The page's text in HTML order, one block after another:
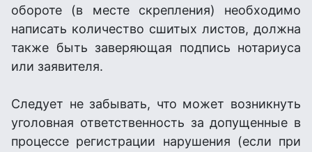
обороте (в месте скрепления) необходимо
написать количество сшитых листов, должна
также быть заверяющая подпись нотариуса
или заявителя.
Следует не забывать, что может возникнуть
уголовная ответственность за допущенные в
процессе регистрации нарушения (если при